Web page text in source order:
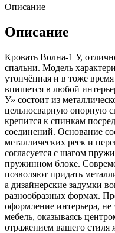
Описание
Описание
Кровать Волна-1 У,
спальни. Модель
утончённая и в тоже время
впишется в любой
У» состоит из
цельносварную опорную
крепится к спинкам
соединений. Основание
металлических реек и
согласуется с шагом
пружинном блоке.
позволяют придать
а дизайнерские задумки
разнообразных формах.
оформление интерьера, не
мебель, оказываясь
отражением вашего стиля